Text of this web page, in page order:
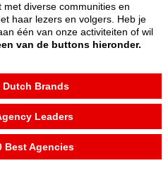
diverse communities en
haar lezers en volgers. Heb je
één van onze activiteiten of wil
van de buttons hieronder.
Dutch Brands
Leaders
Best Agencies